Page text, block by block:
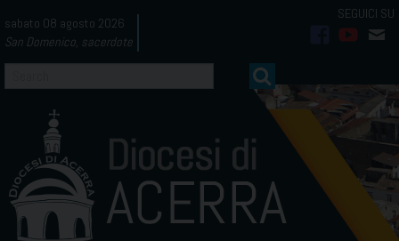
to
content
sabato 08 agosto 2026
San Domenico, sacerdote